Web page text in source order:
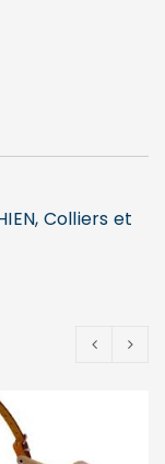
, Colliers et